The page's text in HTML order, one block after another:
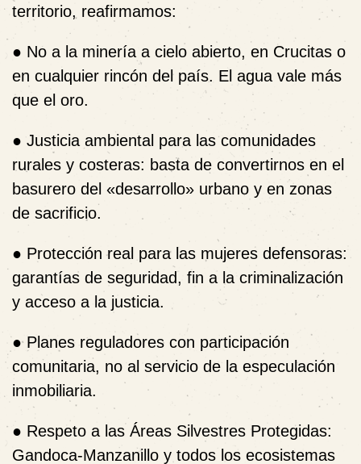
territorio, reafirmamos:
● No a la minería a cielo abierto, en Crucitas o
en cualquier rincón del país. El agua vale más
que el oro.
● Justicia ambiental para las comunidades
rurales y costeras: basta de convertirnos en el
basurero del «desarrollo» urbano y en zonas
de sacrificio.
● Protección real para las mujeres defensoras:
garantías de seguridad, fin a la criminalización
y acceso a la justicia.
● Planes reguladores con participación
comunitaria, no al servicio de la especulación
inmobiliaria.
● Respeto a las Áreas Silvestres Protegidas:
Gandoca-Manzanillo y todos los ecosistemas